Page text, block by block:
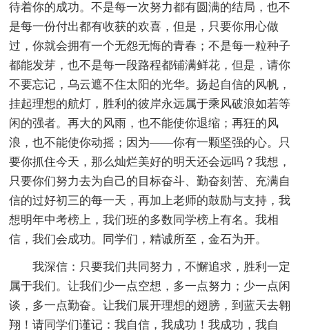
待着你的成功。不是每一次努力都有圆满的结局，也不
是每一份付出都有收获的欢喜，但是，只要你用心做
过，你就会拥有一个无怨无悔的青春；不是每一粒种子
都能发芽，也不是每一段路程都铺满鲜花，但是，请你
不要忘记，乌云遮不住太阳的光华。扬起自信的风帆，
挂起理想的航灯，胜利的彼岸永远属于乘风破浪如若等
闲的强者。再大的风雨，也不能使你退缩；再狂的风
浪，也不能使你动摇；因为——你有一颗坚强的心。只
要你抓住今天，那么灿烂美好的明天还会远吗？我想，
只要你们努力去为自己的目标奋斗、勤奋刻苦、充满自
信的过好初三的每一天，再加上老师的鼓励与支持，我
想明年中考榜上，我们班的多数同学榜上有名。我相
信，我们会成功。同学们，精诚所至，金石为开。
我深信：只要我们共同努力，不懈追求，胜利一定
属于我们。让我们少一点空想，多一点努力；少一点闲
谈，多一点勤奋。让我们展开理想的翅膀，到蓝天去翱
翔！请同学们谨记：我自信，我成功！我成功，我自